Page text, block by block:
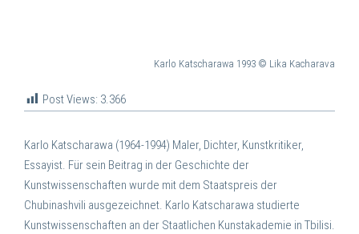
Karlo Katscharawa 1993 © Lika Kacharava
Post Views: 3.366
Karlo Katscharawa (1964-1994) Maler, Dichter, Kunstkritiker,
Essayist. Für sein Beitrag in der Geschichte der
Kunstwissenschaften wurde mit dem Staatspreis der
Chubinashvili ausgezeichnet. Karlo Katscharawa studierte
Kunstwissenschaften an der Staatlichen Kunstakademie in Tbilisi.